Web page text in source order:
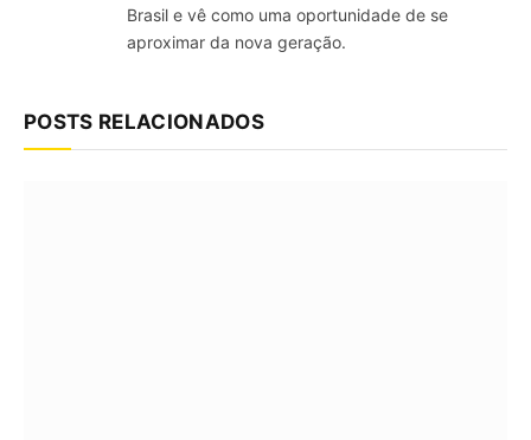
Brasil e vê como uma oportunidade de se
aproximar da nova geração.
POSTS RELACIONADOS